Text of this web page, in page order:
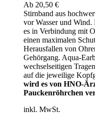
Ab 20,50 €
Stirnband aus
vor Wasser und
es in Verbindung mit
einen maximalen
Herausfallen von
Gehörgang. Aqua-
wechselseitigen
auf die jeweilige
wird es von HNO-
Pauckenröhrchen
inkl. MwSt.